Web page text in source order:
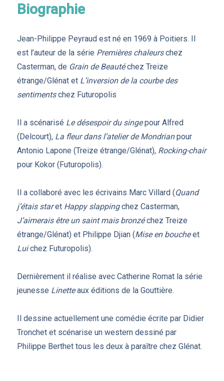
Biographie
Jean-Philippe Peyraud est né en 1969 à Poitiers. Il
est l’auteur de la série Premières chaleurschez
Casterman, de Grain de Beautéchez Treize
étrange/Glénat et L’inversion de la courbe des
sentimentschez Futuropolis
Il a scénarisé Le désespoir du singepour Alfred
(Delcourt), La fleur dans l’atelier de Mondrianpour
Antonio Lapone (Treize étrange/Glénat), Rocking-chair
pour Kokor (Futuropolis).
Il a collaboré avec les écrivains Marc Villard (Quand
j’étais staret Happy slappingchez Casterman,
J’aimerais être un saint mais bronzéchez Treize
étrange/Glénat) et Philippe Djian (Mise en boucheet
Luichez Futuropolis).
Dernièrement il réalise avec Catherine Romat la série
jeunesse Linetteaux éditions de la Gouttière.
Il dessine actuellement une comédie écrite par Didier
Tronchet et scénarise un western dessiné par
Philippe Berthet tous les deux à paraître chez Glénat.